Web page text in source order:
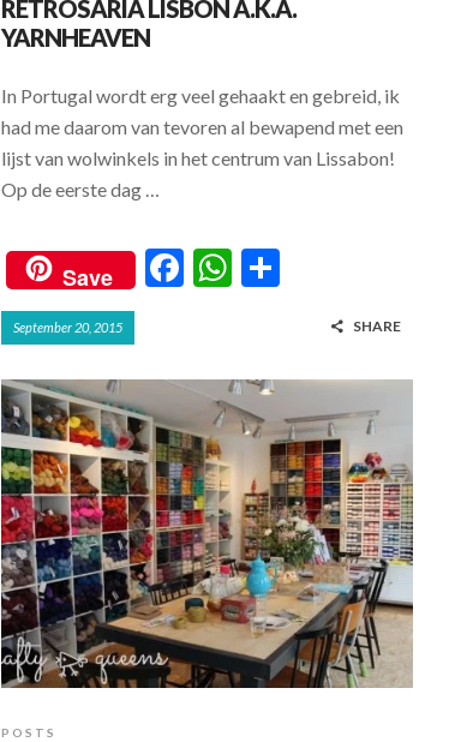
RETROSARIA LISBON A.K.A.
YARNHEAVEN
In Portugal wordt erg veel gehaakt en gebreid, ik
had me daarom van tevoren al bewapend met een
lijst van wolwinkels in het centrum van Lissabon!
Op de eerste dag …
Save
F
b
o
o
k
W
s
A
p
p
e
September 20, 2015 SHARE
POSTS